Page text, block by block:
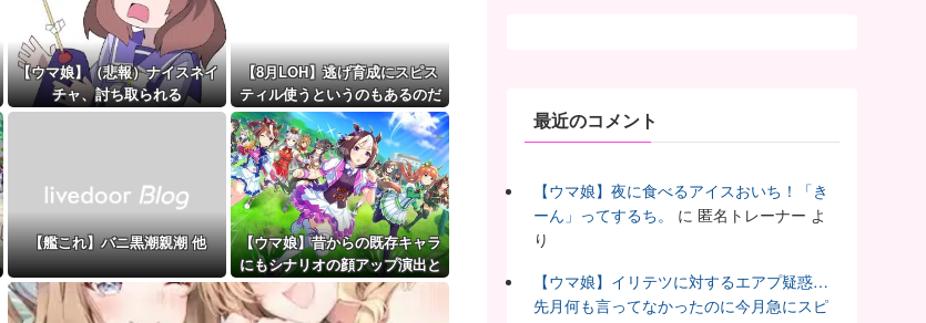
【ウマ娘】（悲報）ナイスネイ
チャ、討ち取られる
【8月LOH】逃げ育成にスピス
ティル使うというのもあるのだ
な
【艦これ】バニ黒潮親潮 他
【ウマ娘】昔からの既存キャラ
にもシナリオの顔アップ演出と
か追加してください
最近のコメント
【ウマ娘】夜に食べるアイスおいち！「き
ーん」ってするち。
に 匿名トレーナー よ
り
【ウマ娘】イリテツに対するエアプ疑惑…
先月何も言ってなかったのに今月急にスピ